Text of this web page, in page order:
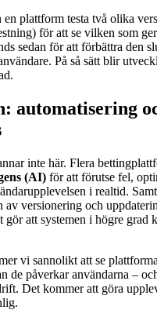
plattform testa två olika
för att se vilken som
sedan för att förbättra den
På så sätt blir
automatisering
inte här. Flera
(AI) för att förutse fel,
i realtid.
av versionering och
gör att systemen i högre grad
vi sannolikt att se
de påverkar användarna –
Det kommer att göra